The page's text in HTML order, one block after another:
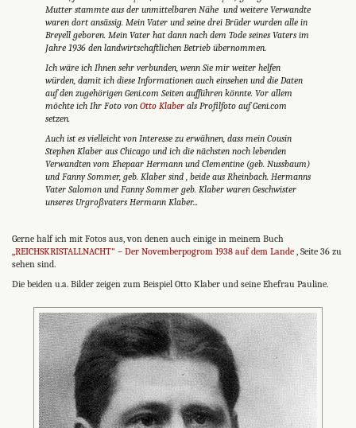
Mutter stammte aus der unmittelbaren Nähe und weitere Verwandte
waren dort ansässig. Mein Vater und seine drei Brüder wurden alle in
Breyell geboren. Mein Vater hat dann nach dem Tode seines Vaters im
Jahre 1936 den landwirtschaftlichen Betrieb übernommen.
Ich wäre ich Ihnen sehr verbunden, wenn Sie mir weiter helfen
würden, damit ich diese Informationen auch einsehen und die Daten
auf den zugehörigen Geni.com Seiten aufführen könnte. Vor allem
möchte ich Ihr Foto von Otto Klaberals Profilfoto auf Geni.com
setzen.
Auch ist es vielleicht von Interesse zu erwähnen, dass mein Cousin
Stephen Klaber aus Chicago und ich die nächsten noch lebenden
Verwandten vom Ehepaar Hermann und Clementine (geb. Nussbaum)
und Fanny Sommer, geb. Klaber sind , beide aus Rheinbach. Hermanns
Vater Salomon und Fanny Sommer geb. Klaber waren Geschwister
unseres Urgroßvaters Hermann Klaber...
Gerne half ich mit Fotos aus, von denen auch einige in meinem Buch
„REICHSKRISTALLNACHT" – Der Novemberpogrom 1938 auf dem Lande , Seite 36 zu
sehen sind.
Die beiden u.a. Bilder zeigen zum Beispiel Otto Klaber und seine Ehefrau Pauline.